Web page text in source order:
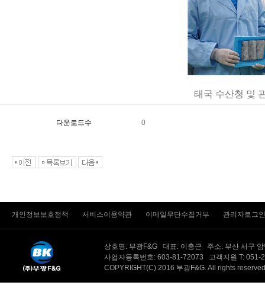
태국 수산청 및
다운로드수 0
개인정보보호정책 서비스이용약관 이메일무단수집거부 관리자로그인
상호명: 부광F&G 대표: 이충근 주소: 부산 서구
사업자등록번호: 603-81-72073 고객지원 T:
COPYRIGHT(C) 2016 부광F&G. All rights